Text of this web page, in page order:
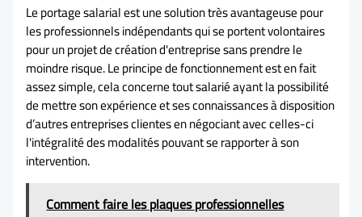
Le portage salarial est une solution très avantageuse pour
les professionnels indépendants qui se portent volontaires
pour un projet de création d'entreprise sans prendre le
moindre risque. Le principe de fonctionnement est en fait
assez simple, cela concerne tout salarié ayant la possibilité
de mettre son expérience et ses connaissances à disposition
d’autres entreprises clientes en négociant avec celles-ci
l'intégralité des modalités pouvant se rapporter à son
intervention.
Comment faire les plaques professionnelles